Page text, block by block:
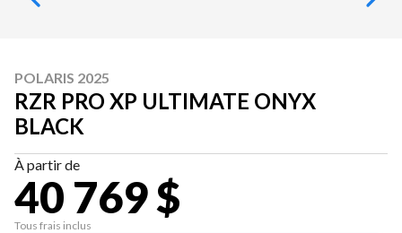
POLARIS 2025
RZR PRO XP ULTIMATE ONYX
BLACK
À partir de
40 769 $
Tous frais inclus